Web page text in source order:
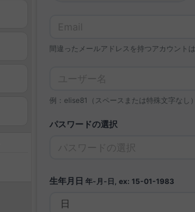
間違ったメールアドレスを持つアカウント
例：elise81（スペースまたは特殊文字なし）
パスワードの選択
生年月日 年-月-日, ex: 15-01-1983